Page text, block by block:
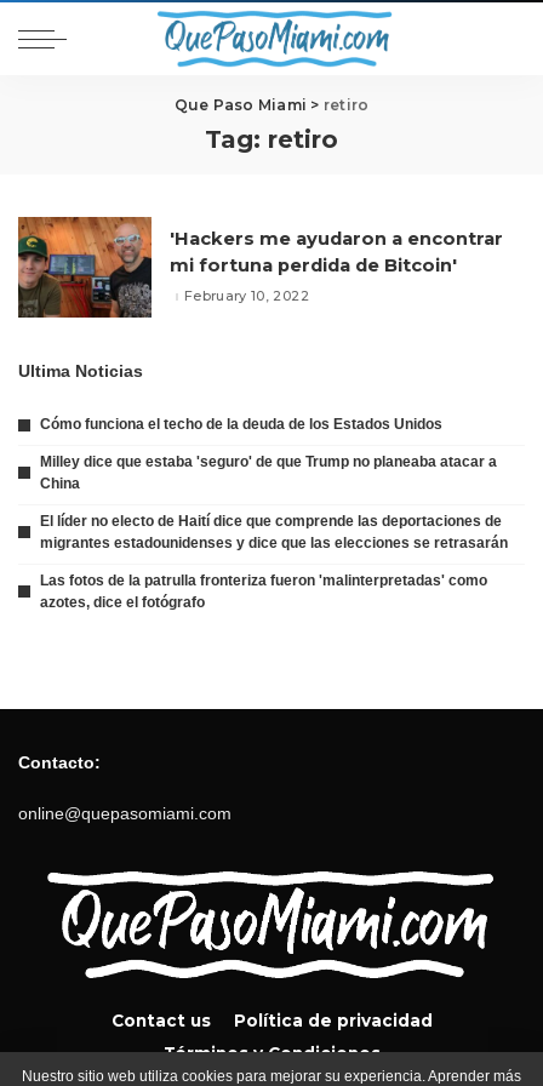
Que Paso Miami > retiro
Tag: retiro
'Hackers me ayudaron a encontrar
mi fortuna perdida de Bitcoin'
February 10, 2022
Ultima Noticias
Cómo funciona el techo de la deuda de los Estados Unidos
Milley dice que estaba 'seguro' de que Trump no planeaba atacar a
China
El líder no electo de Haití dice que comprende las deportaciones de
migrantes estadounidenses y dice que las elecciones se retrasarán
Las fotos de la patrulla fronteriza fueron 'malinterpretadas' como
azotes, dice el fotógrafo
Contacto:
online@quepasomiami.com
Contact us
Política de privacidad
Términos y Condiciones
Nuestro sitio web utiliza cookies para mejorar su experiencia. Aprender más